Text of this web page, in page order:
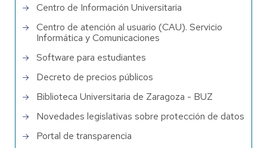
Centro de Información Universitaria
Centro de atención al usuario (CAU). Servicio
Informática y Comunicaciones
Software para estudiantes
Decreto de precios públicos
Biblioteca Universitaria de Zaragoza - BUZ
Novedades legislativas sobre protección de datos
Portal de transparencia